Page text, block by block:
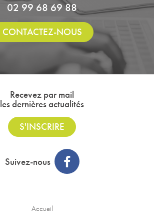
02 99 68 69 88
CONTACTEZ-NOUS
Recevez par mail
les dernières actualités
S'INSCRIRE
Suivez-nous
Accueil